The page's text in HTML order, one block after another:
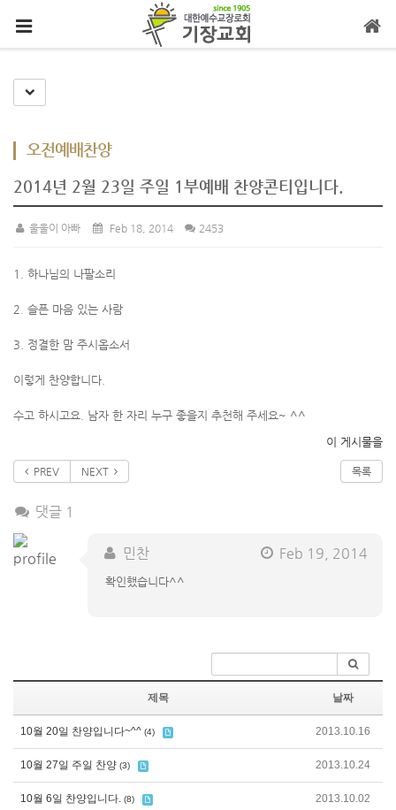
Toggle Dropdown
오전예배찬양
2014년 2월 23일 주일 1부예배 찬양콘티입니다.
울울이 아빠 Feb 18, 2014 2453
1. 하나님의 나팔소리
2. 슬픈 마음 있는 사람
3. 정결한 맘 주시옵소서
이렇게 찬양합니다.
수고 하시고요. 남자 한 자리 누구 좋을지 추천해 주세요~ ^^
이 게시물을
PREV NEXT 목록
댓글 1
민찬 Feb 19, 2014
확인했습니다^^
제목 날짜
10월 20일 찬양입니다~^^ (4) 2013.10.16
10월 27일 주일 찬양 (3) 2013.10.24
10월 6일 찬양입니다. (8) 2013.10.02